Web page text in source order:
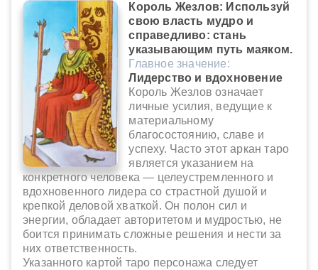
Король Жезлов: Используй
свою власть мудро и
справедливо: стань
указывающим путь маяком.
Главное значение:
Лидерство и вдохновение
Король Жезлов означает
личные усилия, ведущие к
материальному
благосостоянию, славе и
успеху. Часто этот аркан таро
является указанием на
конкретного человека — целеустремленного и
вдохновенного лидера со страстной душой и
крепкой деловой хваткой. Он полон сил и
энергии, обладает авторитетом и мудростью, не
боится принимать сложные решения и нести за
них ответственность.
Указанного картой таро персонажа следует